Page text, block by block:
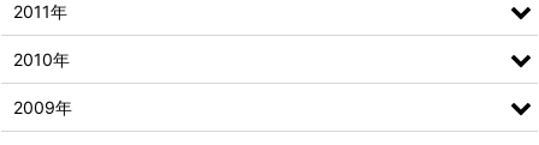
2011年
2010年
2009年